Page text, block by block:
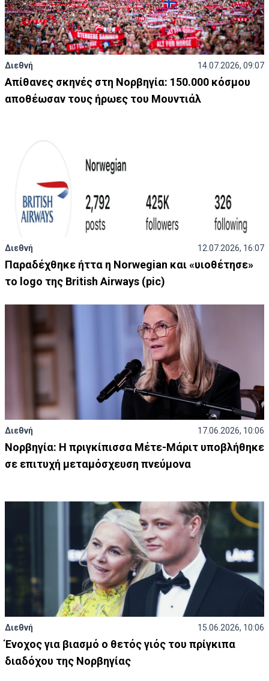
Διεθνή 14.07.2026, 09:07
Απίθανες σκηνές στη Νορβηγία: 150.000 κόσμου
αποθέωσαν τους ήρωες του Μουντιάλ
Διεθνή 12.07.2026, 16:07
Παραδέχθηκε ήττα η Norwegian και «υιοθέτησε»
το logo της British Airways (pic)
Διεθνή 17.06.2026, 10:06
Νορβηγία: Η πριγκίπισσα Μέτε-Μάριτ υποβλήθηκε
σε επιτυχή μεταμόσχευση πνεύμονα
Διεθνή 15.06.2026, 10:06
Ένοχος για βιασμό ο θετός γιός του πρίγκιπα
διαδόχου της Νορβηγίας